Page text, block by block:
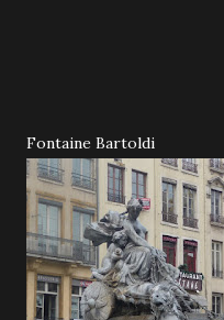
Fontaine Bartoldi